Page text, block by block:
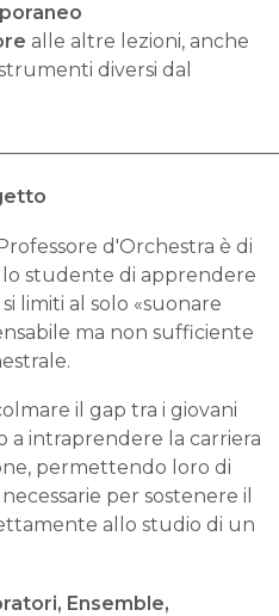
alle altre lezioni, anche
diversi dal
d'Orchestra è di
studente di apprendere
limiti al solo «suonare
ma non sufficiente
il gap tra i giovani
a intraprendere la carriera
permettendo loro di
per sostenere il
allo studio di un
Ensemble,